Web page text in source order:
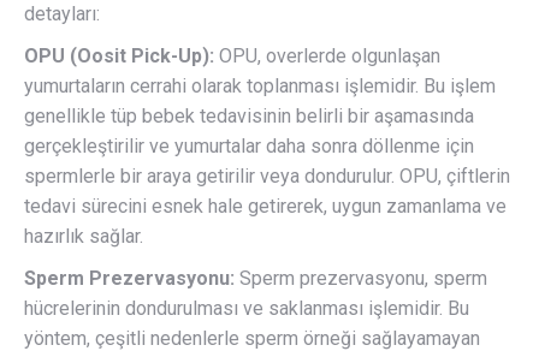
detayları:
OPU (Oosit Pick-Up): OPU, overlerde olgunlaşan
yumurtaların cerrahi olarak toplanması işlemidir. Bu işlem
genellikle tüp bebek tedavisinin belirli bir aşamasında
gerçekleştirilir ve yumurtalar daha sonra döllenme için
spermlerle bir araya getirilir veya dondurulur. OPU, çiftlerin
tedavi sürecini esnek hale getirerek, uygun zamanlama ve
hazırlık sağlar.
Sperm Prezervasyonu: Sperm prezervasyonu, sperm
hücrelerinin dondurulması ve saklanması işlemidir. Bu
yöntem, çeşitli nedenlerle sperm örneği sağlayamayan